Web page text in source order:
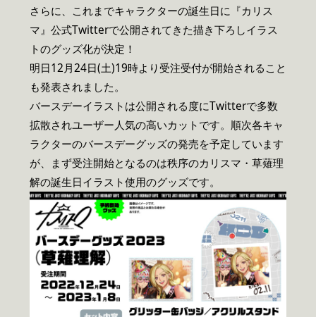
さらに、これまでキャラクターの誕生日に『カリス
マ』公式Twitterで公開されてきた描き下ろしイラス
トのグッズ化が決定！
明日12月24日(土)19時より受注受付が開始されること
も発表されました。
バースデーイラストは公開される度にTwitterで多数
拡散されユーザー人気の高いカットです。順次各キャ
ラクターのバースデーグッズの発売を予定しています
が、まず受注開始となるのは秩序のカリスマ・草薙理
解の誕生日イラスト使用のグッズです。